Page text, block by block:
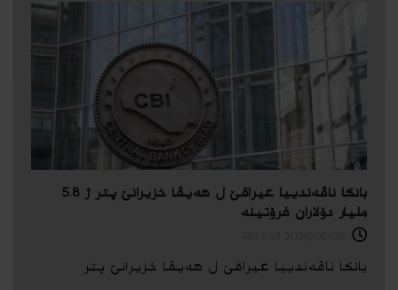
بانکا ناڤەندییا عیراقێ ل هەیڤا خزیرانێ پتر ژ 5.8
ملیار دۆلاران فرۆتینە
بانکا ناڤەندییا عیراقێ ل هەیڤا خزیرانێ پتر